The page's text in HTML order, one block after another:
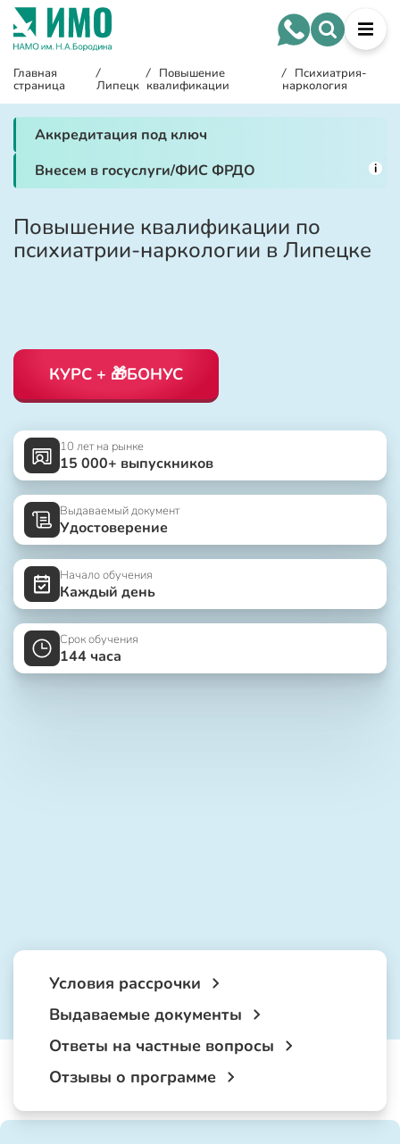
Главная
страница
/
Липецк
/ Повышение
квалификации
/ Психиатрия-
наркология
Аккредитация под ключ
Внесем в госуслуги/ФИС ФРДО
i
Повышение квалификации по
психиатрии-наркологии в Липецке
КУРС + 🎁БОНУС
10 лет на рынке
15 000+ выпускников
Выдаваемый документ
Удостоверение
Начало обучения
Каждый день
Срок обучения
144 часа
Условия рассрочки
Выдаваемые документы
Ответы на частные вопросы
Отзывы о программе